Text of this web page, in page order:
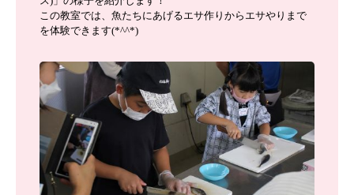
この教室では、魚たちにあげるエサ作りからエサやりまで
を体験できます(*^^*)